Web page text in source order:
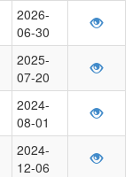
2026-
06-30
2025-
07-20
2024-
08-01
2024-
12-06